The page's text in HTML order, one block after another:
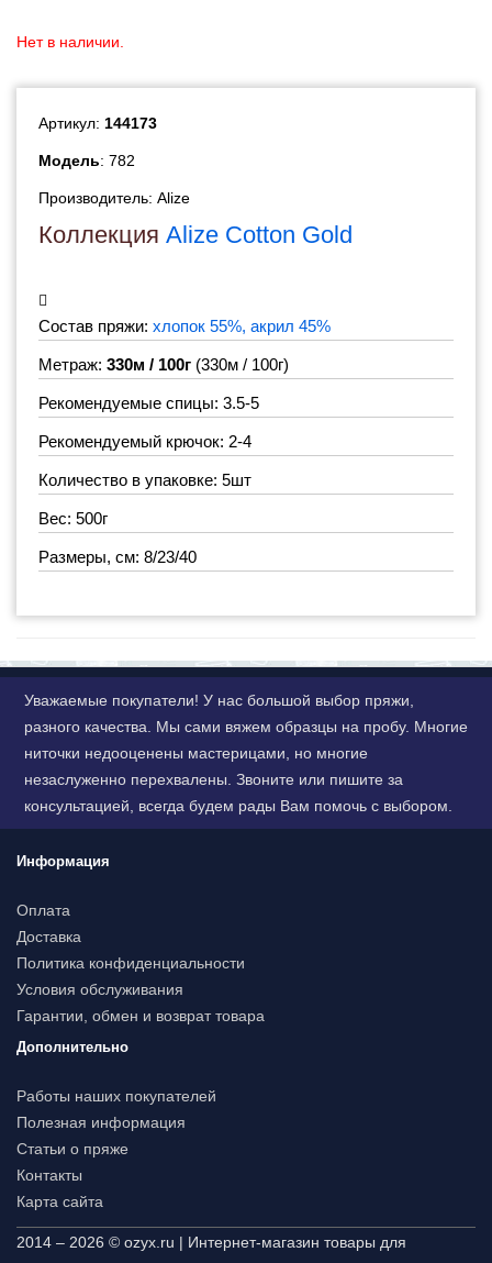
Нет в наличии.
Артикул: 144173
Модель: 782
Производитель: Alize
Коллекция Alize Cotton Gold
Состав пряжи: хлопок 55%, акрил 45%
Метраж: 330м / 100г (330м / 100г)
Рекомендуемые спицы: 3.5-5
Рекомендуемый крючок: 2-4
Количество в упаковке: 5шт
Вес: 500г
Размеры, см: 8/23/40
Уважаемые покупатели! У нас большой выбор пряжи,
разного качества. Мы сами вяжем образцы на пробу. Многие
ниточки недооценены мастерицами, но многие
незаслуженно перехвалены. Звоните или пишите за
консультацией, всегда будем рады Вам помочь с выбором.
Информация
Оплата
Доставка
Политика конфиденциальности
Условия обслуживания
Гарантии, обмен и возврат товара
Дополнительно
Работы наших покупателей
Полезная информация
Статьи о пряже
Контакты
Карта сайта
2014 – 2026 © ozyx.ru | Интернет-магазин товары для